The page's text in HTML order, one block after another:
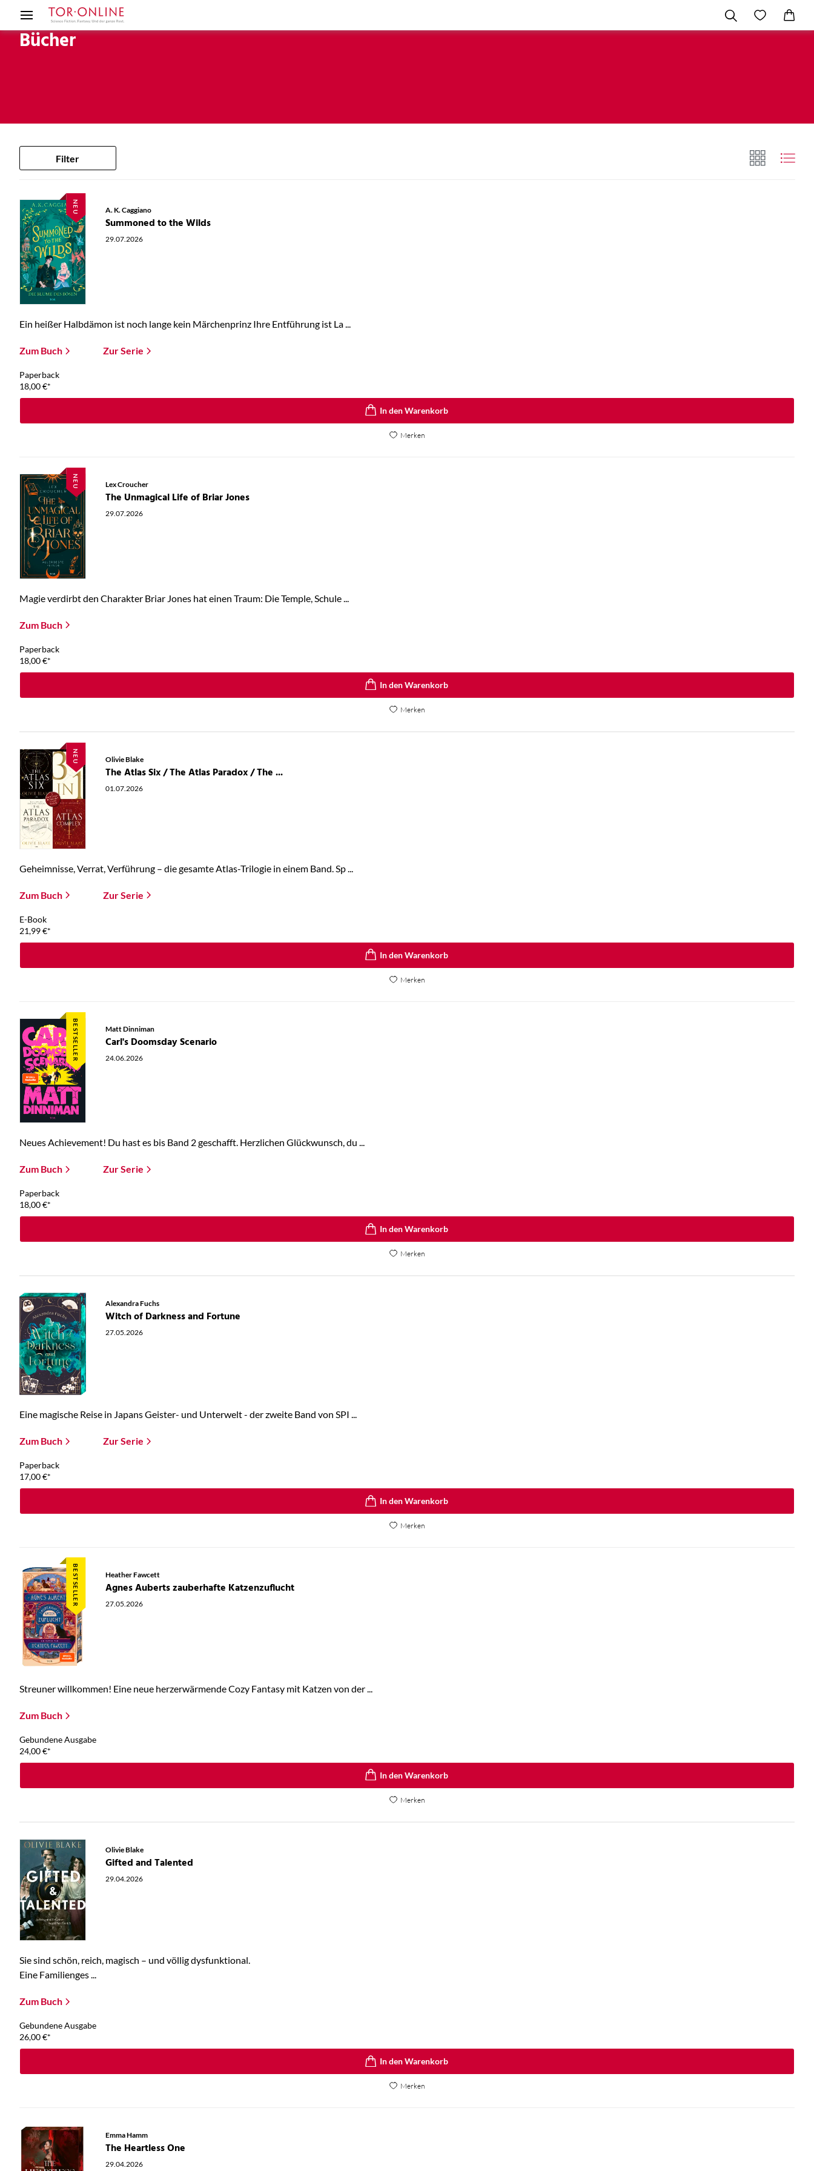
Bücher
Filter
NEU A. K. Caggiano
Summoned to the Wilds
29.07.2026
Ein heißer Halbdämon ist noch lange kein Märchenprinz Ihre Entführung ist La ...
Zum Buch Zur Serie
Paperback
18,00€*
In den Warenkorb
Merken
NEU Lex Croucher
The Unmagical Life of Briar Jones
29.07.2026
Magie verdirbt den Charakter Briar Jones hat einen Traum: Die Temple, Schule ...
Zum Buch
Paperback
18,00€*
In den Warenkorb
Merken
NEU Olivie Blake
The Atlas Six / The Atlas Paradox / The ...
01.07.2026
Geheimnisse, Verrat, Verführung – die gesamte Atlas-Trilogie in einem Band. Sp ...
Zum Buch Zur Serie
E-Book
21,99€*
In den Warenkorb
Merken
BESTSELLER Matt Dinniman
Carl's Doomsday Scenario
24.06.2026
Neues Achievement! Du hast es bis Band 2 geschafft. Herzlichen Glückwunsch, du ...
Zum Buch Zur Serie
Paperback
18,00€*
In den Warenkorb
Merken
Alexandra Fuchs
Witch of Darkness and Fortune
27.05.2026
Eine magische Reise in Japans Geister- und Unterwelt - der zweite Band von SPI ...
Zum Buch Zur Serie
Paperback
17,00€*
In den Warenkorb
Merken
BESTSELLER Heather Fawcett
Agnes Auberts zauberhafte Katzenzuflucht
27.05.2026
Streuner willkommen! Eine neue herzerwärmende Cozy Fantasy mit Katzen von der ...
Zum Buch
Gebundene Ausgabe
24,00€*
In den Warenkorb
Merken
Olivie Blake
Gifted and Talented
29.04.2026
Sie sind schön, reich, magisch – und völlig dysfunktional.
Eine Familienges ...
Zum Buch
Gebundene Ausgabe
26,00€*
In den Warenkorb
Merken
Emma Hamm
The Heartless One
29.04.2026